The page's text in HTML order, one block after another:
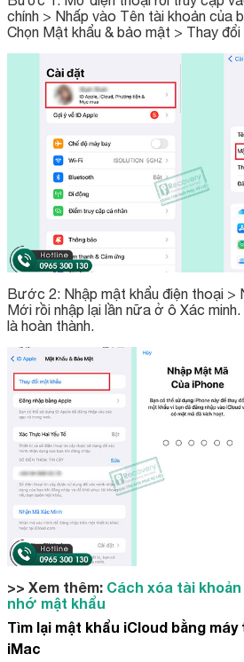
chính > Nhấp vào Tên tài khoản của
Chọn Mật khẩu & bảo mật > Thay đổi
Bước 2: Nhập mật khẩu điện thoại >
Mới rồi nhập lại lần nữa ở ô Xác
là hoàn thành.
>> Xem thêm: Cách xóa tài
nhớ mật khẩu
Tìm lại mật khẩu iCloud bằng
iMac